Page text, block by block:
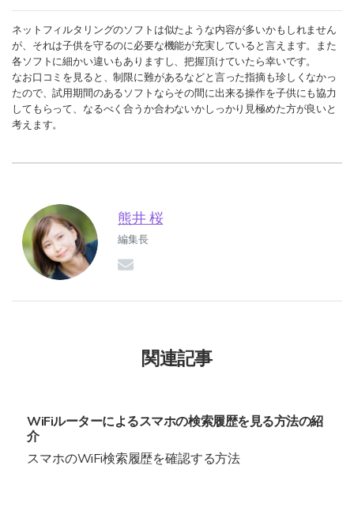
ネットフィルタリングのソフトは似たような内容が多いかもしれません
が、それは子供を守るのに必要な機能が充実していると言えます。また
各ソフトに細かい違いもありますし、把握頂けていたら幸いです。
なお口コミを見ると、制限に難があるなどと言った指摘も珍しくなかっ
たので、試用期間のあるソフトならその間に出来る操作を子供にも協力
してもらって、なるべく合うか合わないかしっかり見極めた方が良いと
考えます。
熊井 桜
編集長
関連記事
WiFiルーターによるスマホの検索履歴を見る方法の紹
介
スマホのWiFi検索履歴を確認する方法